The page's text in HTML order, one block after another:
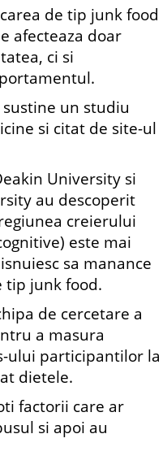
de tip junk food
afecteaza doar
ci si
sustine un studiu
si citat de site-ul
University si
au descoperit
creierului
este mai
sa manance
tip junk food.
de cercetare a
a masura
ului participantilor la
dietele.
factorii care ar
si apoi au